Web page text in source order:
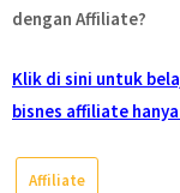
dengan Affiliate?
Klik di sini untuk
bisnes affiliate
Affiliate